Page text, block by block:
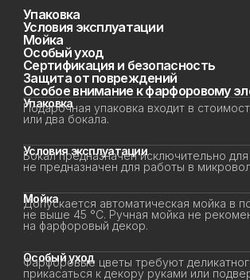
Упаковка
Условия эксплуатации
Мойка
Особый уход
Сертификация и безопасность
Защита от повреждений
Особое внимание к фарфоровому
Упаковка
Подарочная упаковка входит в
или два бокала.
Условия эксплуатации
Бокал предназначен исключительно для
не предназначен для работы в
Мойка
Допускается автоматическая мойка в
не выше 45 °C. Ручная мойка не
на фарфоровый декор.
Особый уход
Фарфоровые цветы требуют
прикасаться к декору руками или
обращение позволит бокалу долгие